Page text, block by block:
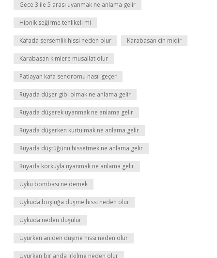
Gece 3 ile 5 arası uyanmak ne anlama gelir
Hipnik seğirme tehlikeli mi
Kafada sersemlik hissi neden olur Karabasan cin midir
Karabasan kimlere musallat olur
Patlayan kafa sendromu nasıl geçer
Rüyada düşer gibi olmak ne anlama gelir
Rüyada düşerek uyanmak ne anlama gelir
Rüyada düşerken kurtulmak ne anlama gelir
Rüyada düştüğünü hissetmek ne anlama gelir
Rüyada korkuyla uyanmak ne anlama gelir
Uyku bombası ne demek
Uykuda boşluğa düşme hissi neden olur
Uykuda neden düşülür
Uyurken aniden düşme hissi neden olur
Uyurken bir anda irkilme neden olur